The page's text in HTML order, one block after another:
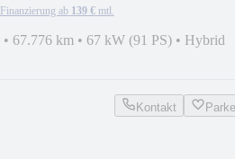
Finanzierung ab 139 € mtl.
• 67.776 km • 67 kW (91 PS) • Hybrid
Kontakt